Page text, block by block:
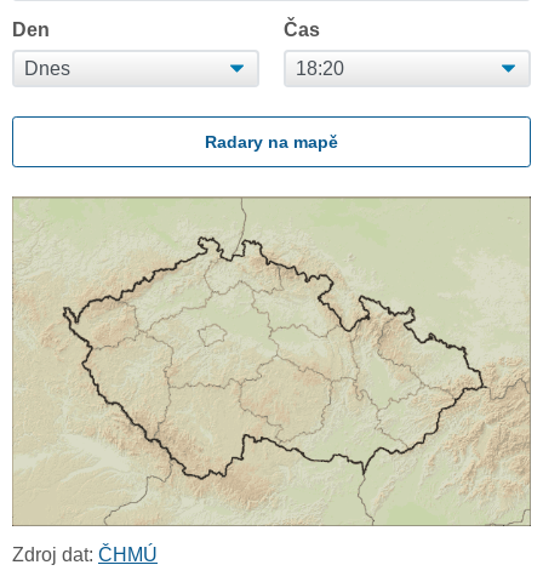
Den Čas
Radary na mapě
Zdroj dat: ČHMÚ